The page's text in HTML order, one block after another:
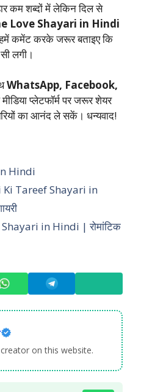
कम शब्दों में लेकिन दिल से
Love Shayari in Hindi
कमेंट करके जरूर बताइए कि
लगी।
WhatsApp, Facebook,
प्लेटफॉर्म पर जरूर शेयर
का आनंद ले सकें। धन्यवाद!
Hindi
Tareef Shayari in
in Hindi | रोमांटिक
on this website.